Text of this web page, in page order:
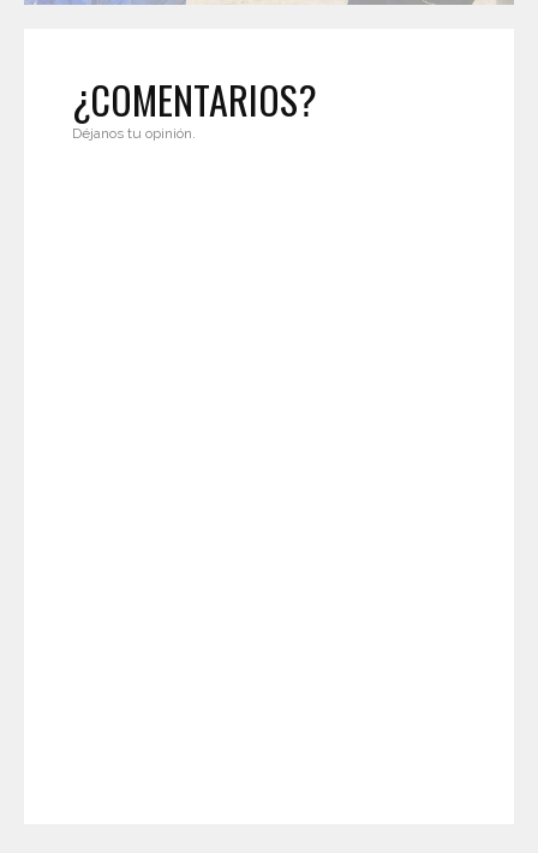
¿COMENTARIOS?
Déjanos tu opinión.